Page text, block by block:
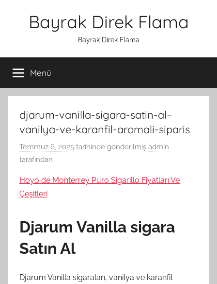
Bayrak Direk Flama
Bayrak Direk Flama
Menü
djarum-vanilla-sigara-satin-al–
vanilya-ve-karanfil-aromali-siparis
Temmuz 6, 2025 tarihinde gönderilmiş admin
tarafından
Hoyo de Monterrey Puro Sigarillo Fiyatları Ve
Çeşitleri
Djarum Vanilla sigara
Satın Al
Djarum Vanilla sigaraları, vanilya ve karanfil